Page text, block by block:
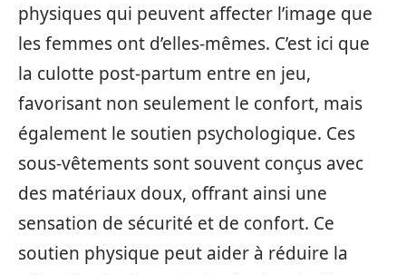
physiques qui peuvent affecter l’image que
les femmes ont d’elles-mêmes. C’est ici que
la culotte post-partum entre en jeu,
favorisant non seulement le confort, mais
également le soutien psychologique. Ces
sous-vêtements sont souvent conçus avec
des matériaux doux, offrant ainsi une
sensation de sécurité et de confort. Ce
soutien physique peut aider à réduire la